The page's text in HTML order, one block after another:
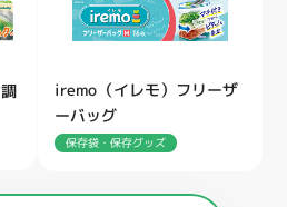
iremo（イレモ）フリーザ
ーバッグ
保存袋・保存グッズ